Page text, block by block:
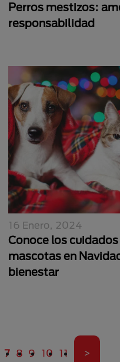
Perros mestizos:
responsabilidad
16 Enero, 2024
Conoce los
mascotas en
bienestar
Página actual
7 Página
8 Página
9 Página
10 Página
11 Última
>